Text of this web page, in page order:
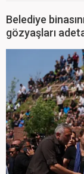
Belediye
gözyaşları